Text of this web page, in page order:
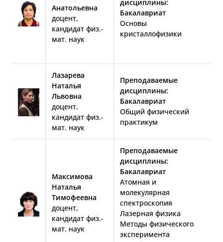
Анатольевна
доцент,
кандидат физ.-
мат. наук
дисциплины:
Бакалавриат
Основы
кристаллофизики
Лазарева
Наталья
Львовна
доцент,
кандидат физ.-
мат. наук
Преподаваемые
дисциплины:
Бакалавриат
Общий физический
практикум
Максимова
Наталья
Тимофеевна
доцент,
кандидат физ.-
мат. наук
Преподаваемые
дисциплины:
Бакалавриат
Атомная и
молекулярная
спектроскопия
Лазерная физика
Методы физического
эксперимента